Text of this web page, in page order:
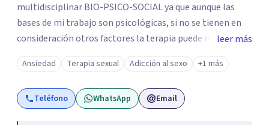
multidisciplinar BIO-PSICO-SOCIAL ya que aunque las
bases de mi trabajo son psicológicas, si no se tienen en
consideración otros factores la terapia puede no
funcionar al tener una visión demasiado simplista,
excluyendo de antemano otros factores que pueden
influir. Mi intención es ayudar para conseguir una mejora
global de tu sexualidad, considerando cada caso como
leer más
Ansiedad Terapia sexual Adicción al sexo +1 más
Teléfono WhatsApp Email